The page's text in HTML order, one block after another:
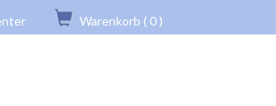
Warenkorb ( 0 )